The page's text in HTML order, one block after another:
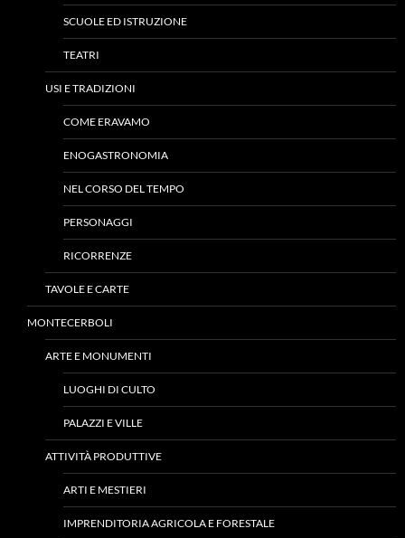
SCUOLE ED ISTRUZIONE
TEATRI
USI E TRADIZIONI
COME ERAVAMO
ENOGASTRONOMIA
NEL CORSO DEL TEMPO
PERSONAGGI
RICORRENZE
TAVOLE E CARTE
MONTECERBOLI
ARTE E MONUMENTI
LUOGHI DI CULTO
PALAZZI E VILLE
ATTIVITÀ PRODUTTIVE
ARTI E MESTIERI
IMPRENDITORIA AGRICOLA E FORESTALE